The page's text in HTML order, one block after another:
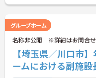
い！
グループホーム
名称非公開 ※詳細はお問合
【埼玉県／川口市
ームにおける副施